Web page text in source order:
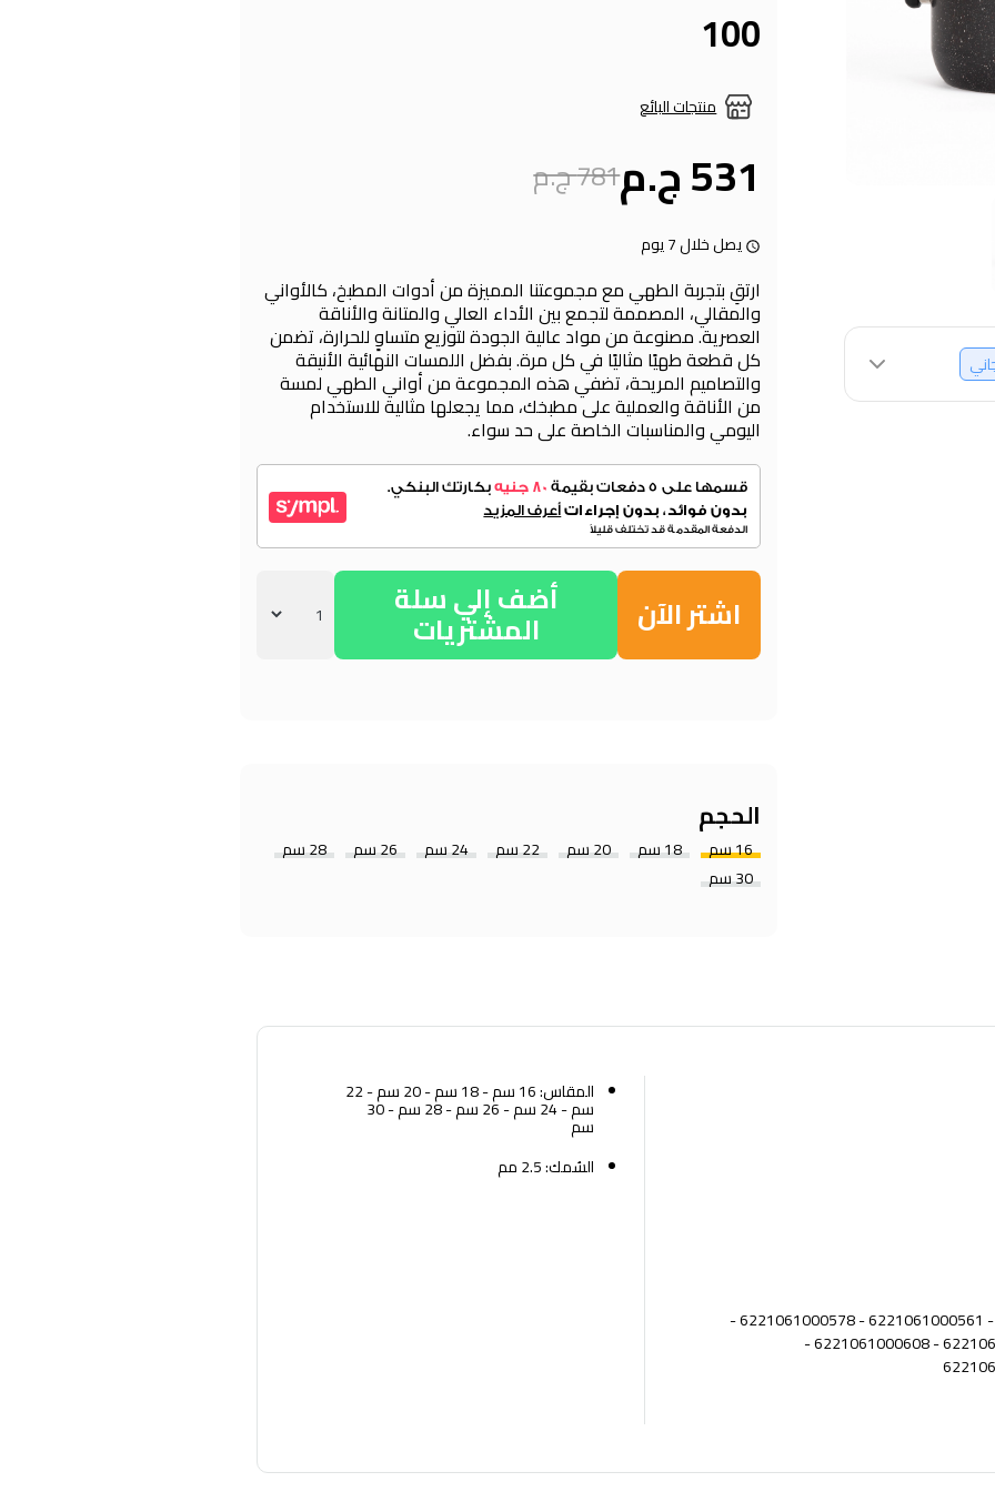
100
منتجات البائع
531 ج.م 781 ج.م
يصل خلال 7 يوم
ارتقِ بتجربة الطهي مع مجموعتنا المميزة من أدوات المطبخ، كالأواني
والمقالي، المصممة لتجمع بين الأداء العالي والمتانة والأناقة
العصرية. مصنوعة من مواد عالية الجودة لتوزيع متساوٍ للحرارة، تضمن
كل قطعة طهيًا مثاليًا في كل مرة. بفضل اللمسات النهائية الأنيقة
والتصاميم المريحة، تضفي هذه المجموعة من أواني الطهي لمسة
من الأناقة والعملية على مطبخك، مما يجعلها مثالية للاستخدام
اليومي والمناسبات الخاصة على حد سواء.
اشتر الآن أضف إلي سلة
المشتريات
الحجم
16 سم 18 سم 20 سم 22 سم 24 سم 26 سم
28 سم
30 سم
كود المنتج: 6221061000554 - 6221061000561 - 6221061000578 -
6221061000585 - 6221061000592 - 6221061000608 -
المقاس: 16 سم - 18 سم - 20 سم - 22
سم - 24 سم - 26 سم - 28 سم - 30
سم
السُمك: 2.5 مم